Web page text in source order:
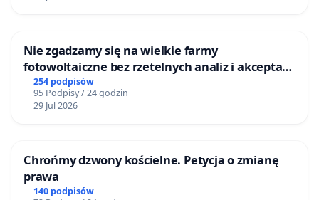
Nie zgadzamy się na wielkie farmy
fotowoltaiczne bez rzetelnych analiz i akceptacji
mieszkańców
254 podpisów
95 Podpisy / 24 godzin
29 Jul 2026
Chrońmy dzwony kościelne. Petycja o zmianę
prawa
140 podpisów